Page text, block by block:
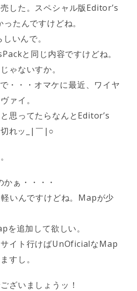
した。スペシャル版Editor’s
たんですけどね。
いんで。
と同じ内容ですけどね。
ゃないすか。
・・・オマケに最近、ワイヤ
ァイ。
思ってたらなんとEditor’s
れッ_|￣|○
ぁ・・・・
いんですけどね。Mapが少
を追加して欲しい。
イト行けばUnOficialなMap
すし。
ざいましょうッ！